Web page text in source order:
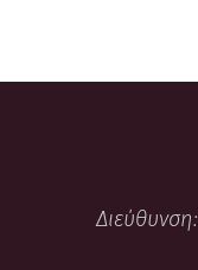
Διεύθυνση: